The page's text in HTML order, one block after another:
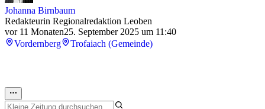
Johanna Birnbaum
Redakteurin Regionalredaktion Leoben
vor 11 Monaten25. September 2025 um 11:40
Vordernberg
Trofaiach (Gemeinde)